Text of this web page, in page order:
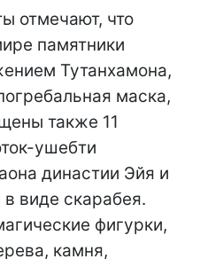
отмечают, что
памятники
Тутанхамона,
маска,
также 11
ушебти
династии Эйя и
виде скарабея.
фигурки,
камня,